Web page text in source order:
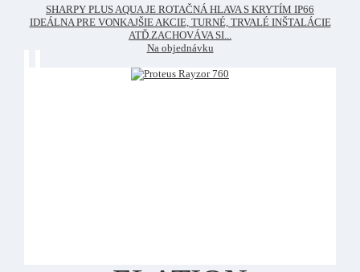
SHARPY PLUS AQUA JE ROTAČNÁ HLAVA S KRYTÍM IP66
IDEÁLNA PRE VONKAJŠIE AKCIE, TURNÉ, TRVALÉ INŠTALÁCIE
ATĎ.ZACHOVÁVA SI...
Na objednávku